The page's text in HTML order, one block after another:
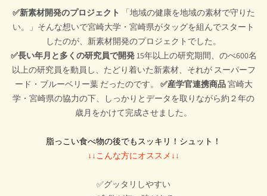
✅新素材開発のプロジェクト
「地域の健康を地域の素材で守りた
い。」そんな想いで宮崎大学・宮崎県がタッグを組んでスタート
したのが、新素材開発のプロジェクトでした。
✅長い年月と多くの研究員で開発15年以上の研究期間、のべ600名
以上の研究員を動員し、たどり着いた新素材、それが スーパーフ
ード・ブルーベリー葉 だったのです。 ✅産学官連携商品宮崎大
学・宮崎県の協力の下、しっかりとデータを取りながら約２年の
歳月をかけて完成させました。
脂っこい食べ物の後でもスッキリ！シュット！
↓↓こんな方にオススメ↓↓
✅グッタリしやすい